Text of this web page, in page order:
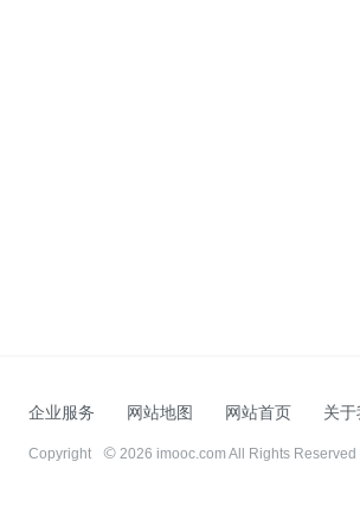
企业服务 网站地图 网站首页 关于
Copyright 2026 imooc.com All Rights Reserved |